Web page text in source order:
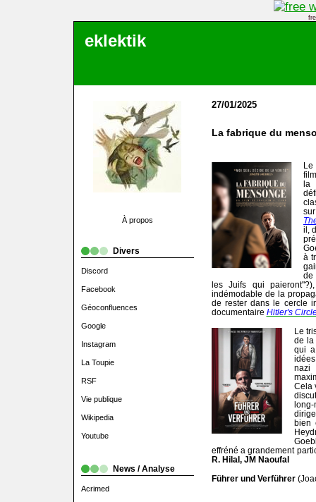
eklektik
À propos
Divers
Discord
Facebook
Géoconfluences
Google
Instagram
La Toupie
RSF
Vie publique
Wikipedia
Youtube
News / Analyse
Acrimed
27/01/2025
La fabrique du
Le
la
il,
à
de
les Juifs qui
indémodable de la
de rester dans le cercle
documentaire Hitler's
Le
de la
qui
nazi
Cela
bien
effréné a grandement
R. Hilal, JM Naoufal
Führer und Verführer